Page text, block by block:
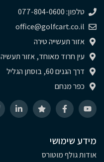
טלפון: 077-804-0600
office@golfcart.co.il
אזור תעשייה טירה
עין חרוד מאוחד, אזור תעשיה
דרך הגנים 60, בוסתן הגליל
כפר מנחם
מידע שימושי
אודות גולף מוטורס